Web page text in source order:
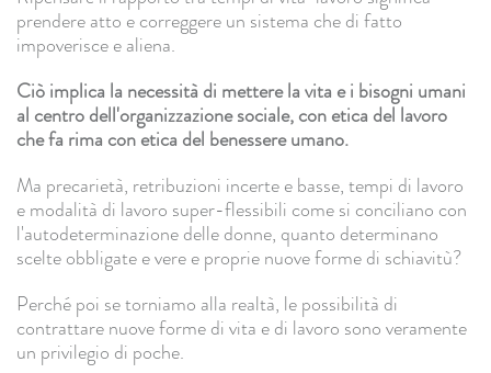
prendere atto e correggere un sistema che di fatto
impoverisce e aliena.
Ciò implica la necessità di mettere la vita e i bisogni umani
al centro dell'organizzazione sociale, con etica del lavoro
che fa rima con etica del benessere umano.
Ma precarietà, retribuzioni incerte e basse, tempi di lavoro
e modalità di lavoro super-flessibili come si conciliano con
l'autodeterminazione delle donne, quanto determinano
scelte obbligate e vere e proprie nuove forme di schiavitù?
Perché poi se torniamo alla realtà, le possibilità di
contrattare nuove forme di vita e di lavoro sono veramente
un privilegio di poche.